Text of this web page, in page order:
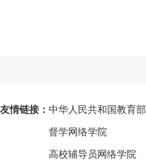
友情链接： 中华人民共和国教育部
督学网络学院
高校辅导员网络学院